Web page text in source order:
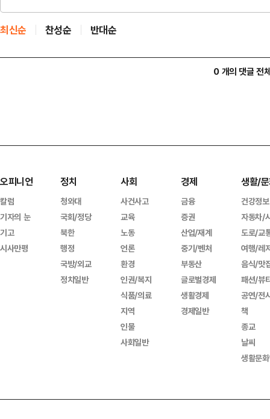
최신순 찬성순 반대순
0 개의 댓글 전
오피니언
칼럼
기자의 눈
기고
시사만평
정치
청와대
국회/정당
북한
행정
국방/외교
정치일반
사회
사건사고
교육
노동
언론
환경
인권/복지
식품/의료
지역
인물
사회일반
경제
금융
증권
산업/재계
중기/벤처
부동산
글로벌경제
생활경제
경제일반
생활/
건강정보
자동차/
도로/교
여행/레
음식/맛
패션/뷰
공연/전
책
종교
날씨
생활문